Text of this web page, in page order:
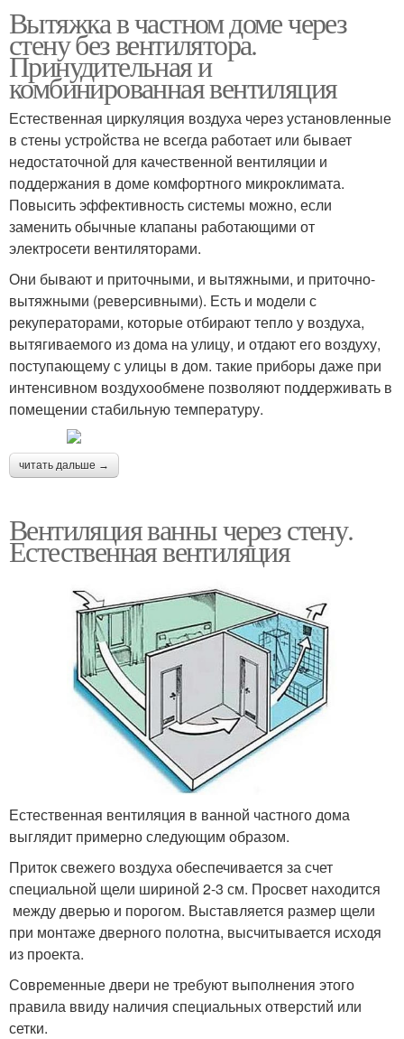
Вытяжка в частном доме через
стену без вентилятора.
Принудительная и
комбинированная вентиляция
Естественная циркуляция воздуха через установленные
в стены устройства не всегда работает или бывает
недостаточной для качественной вентиляции и
поддержания в доме комфортного микроклимата.
Повысить эффективность системы можно, если
заменить обычные клапаны работающими от
электросети вентиляторами.
Они бывают и приточными, и вытяжными, и приточно-
вытяжными (реверсивными). Есть и модели с
рекуператорами, которые отбирают тепло у воздуха,
вытягиваемого из дома на улицу, и отдают его воздуху,
поступающему с улицы в дом. такие приборы даже при
интенсивном воздухообмене позволяют поддерживать в
помещении стабильную температуру.
читать дальше →
Вентиляция ванны через стену.
Естественная вентиляция
Естественная вентиляция в ванной частного дома
выглядит примерно следующим образом.
Приток свежего воздуха обеспечивается за счет
специальной щели шириной 2-3 см. Просвет находится
между дверью и порогом. Выставляется размер щели
при монтаже дверного полотна, высчитывается исходя
из проекта.
Современные двери не требуют выполнения этого
правила ввиду наличия специальных отверстий или
сетки.